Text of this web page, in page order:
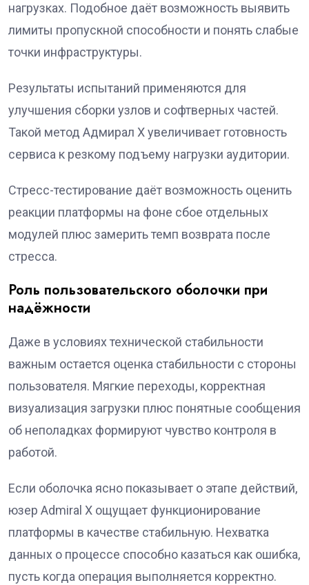
нагрузках. Подобное даёт возможность выявить
лимиты пропускной способности и понять слабые
точки инфраструктуры.
Результаты испытаний применяются для
улучшения сборки узлов и софтверных частей.
Такой метод Адмирал Х увеличивает готовность
сервиса к резкому подъему нагрузки аудитории.
Стресс-тестирование даёт возможность оценить
реакции платформы на фоне сбое отдельных
модулей плюс замерить темп возврата после
стресса.
Роль пользовательского оболочки при
надёжности
Даже в условиях технической стабильности
важным остается оценка стабильности с стороны
пользователя. Мягкие переходы, корректная
визуализация загрузки плюс понятные сообщения
об неполадках формируют чувство контроля в
работой.
Если оболочка ясно показывает о этапе действий,
юзер Admiral X ощущает функционирование
платформы в качестве стабильную. Нехватка
данных о процессе способно казаться как ошибка,
пусть когда операция выполняется корректно.